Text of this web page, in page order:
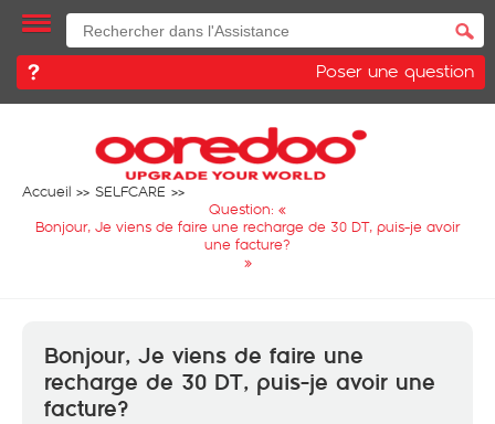
Poser une question
Accueil
SELFCARE
Question: «
Bonjour, Je viens de faire une recharge de 30 DT, puis-je avoir
une facture?
»
Bonjour, Je viens de faire une
recharge de 30 DT, puis-je avoir une
facture?